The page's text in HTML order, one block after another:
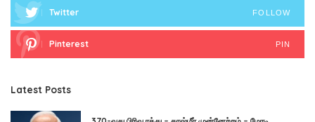
Twitter FOLLOW
Pinterest PIN
Latest Posts